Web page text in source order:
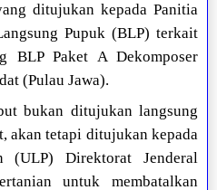
ditujukan kepada Panitia
Pupuk (BLP) terkait
BLP Paket A Dekomposer
(Pulau Jawa).
bukan ditujukan langsung
akan tetapi ditujukan kepada
(ULP) Direktorat Jenderal
untuk membatalkan